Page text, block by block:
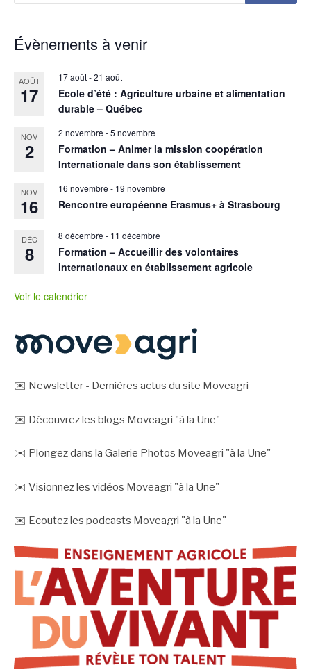
Évènements à venir
AOÛT
17
17 août-21 août
Ecole d’été : Agriculture urbaine et alimentation
durable – Québec
NOV
2
2 novembre -5 novembre
Formation – Animer la mission coopération
Internationale dans son établissement
NOV
16
16 novembre - 19 novembre
Rencontre européenne Erasmus+ à Strasbourg
DÉC
8
8 décembre - 11 décembre
Formation – Accueillir des volontaires
internationaux en établissement agricole
Voir le calendrier
✉️ Newsletter - Dernières actus du site Moveagri
✉️ Découvrez les blogs Moveagri "à la Une"
✉️ Plongez dans la Galerie Photos Moveagri "à la Une"
✉️ Visionnez les vidéos Moveagri "à la Une"
✉️ Ecoutez les podcasts Moveagri "à la Une"